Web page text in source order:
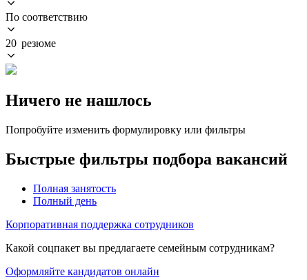
По соответствию
20 резюме
Ничего не нашлось
Попробуйте изменить формулировку или фильтры
Быстрые фильтры подбора вакансий
Полная занятость
Полный день
Корпоративная поддержка сотрудников
Какой соцпакет вы предлагаете семейным сотрудникам?
Оформляйте кандидатов онлайн